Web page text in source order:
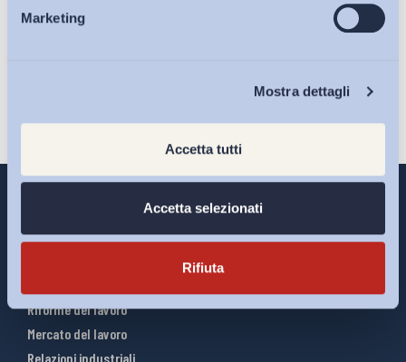
Marketing
Mostra dettagli
Accetta tutti
Accetta selezionati
Rifiuta
Eventi
Riforme del lavoro
Mercato del lavoro
Relazioni industriali